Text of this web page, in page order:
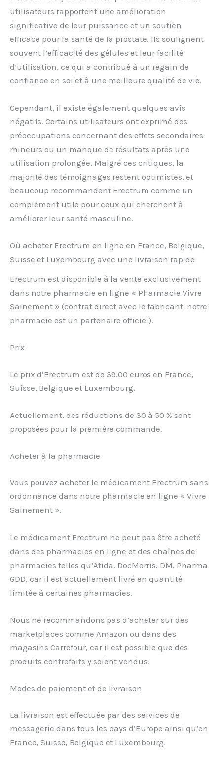
utilisateurs rapportent une amélioration
significative de leur puissance et un soutien
efficace pour la santé de la prostate. Ils soulignent
souvent l’efficacité des gélules et leur facilité
d’utilisation, ce qui a contribué à un regain de
confiance en soi et à une meilleure qualité de vie.
Cependant, il existe également quelques avis
négatifs. Certains utilisateurs ont exprimé des
préoccupations concernant des effets secondaires
mineurs ou un manque de résultats après une
utilisation prolongée. Malgré ces critiques, la
majorité des témoignages restent optimistes, et
beaucoup recommandent Erectrum comme un
complément utile pour ceux qui cherchent à
améliorer leur santé masculine.
Où acheter Erectrum en ligne en France, Belgique,
Suisse et Luxembourg avec une livraison rapide
Erectrum est disponible à la vente exclusivement
dans notre pharmacie en ligne « Pharmacie Vivre
Sainement » (contrat direct avec le fabricant, notre
pharmacie est un partenaire officiel).
Prix
Le prix d’Erectrum est de 39.00 euros en France,
Suisse, Belgique et Luxembourg.
Actuellement, des réductions de 30 à 50 % sont
proposées pour la première commande.
Acheter à la pharmacie
Vous pouvez acheter le médicament Erectrum sans
ordonnance dans notre pharmacie en ligne « Vivre
Sainement ».
Le médicament Erectrum ne peut pas être acheté
dans des pharmacies en ligne et des chaînes de
pharmacies telles qu’Atida, DocMorris, DM, Pharma
GDD, car il est actuellement livré en quantité
limitée à certaines pharmacies.
Nous ne recommandons pas d’acheter sur des
marketplaces comme Amazon ou dans des
magasins Carrefour, car il est possible que des
produits contrefaits y soient vendus.
Modes de paiement et de livraison
La livraison est effectuée par des services de
messagerie dans tous les pays d’Europe ainsi qu’en
France, Suisse, Belgique et Luxembourg.